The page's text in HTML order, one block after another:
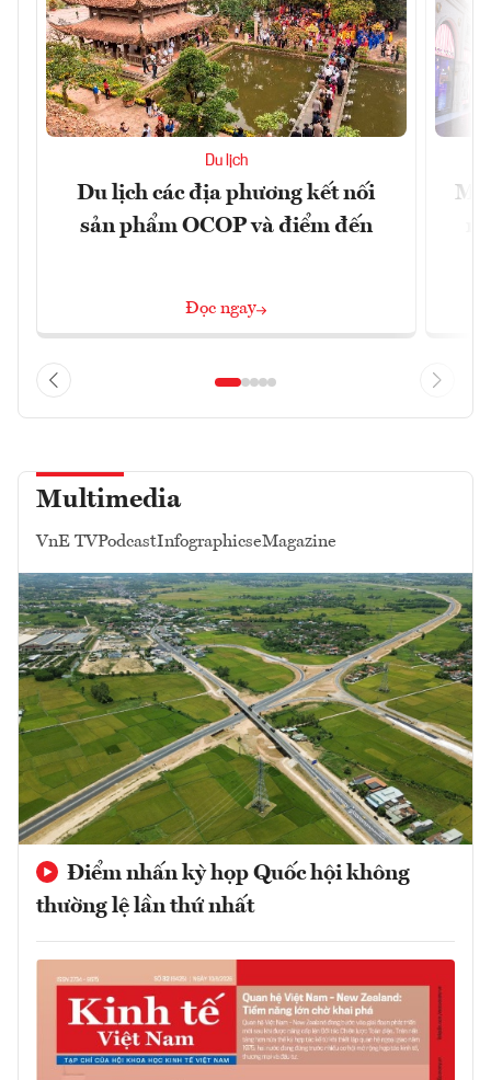
Du lịch
Du lịch các địa phương kết nối
sản phẩm OCOP và điểm đến
Đọc ngay
Multimedia
VnE TVPodcastInfographicseMagazine
Điểm nhấn kỳ họp Quốc hội không
thường lệ lần thứ nhất